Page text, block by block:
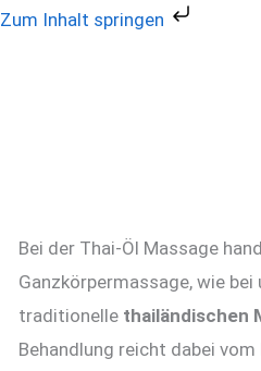
Zum Inhalt springen
Die traditionelle wohltuende
Bei der Thai-Öl Massage
Ganzkörpermassage, wie bei
traditionelle thailändischen
Behandlung reicht dabei